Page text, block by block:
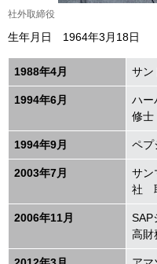
社外取締役
生年月日 1964年3月18日
1988年4月 サ
1994年6月
ハー
修士
1994年9月 ペ
2003年7月
サン
社
2006年11月
高財